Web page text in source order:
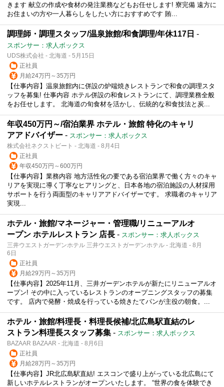
きます 献立の作成や食材の発注業務などもお任せします! 寮完備 遠方に
お住まいの方や一人暮らしをしたい方におすすめです 賄...
調理師・調理スタッフ/温泉旅館/和食調理/年休117日 -
スポンサー：求人ボックス
UDS株式会社 - 北海道 - 5月15日
正社員
月給24万円～35万円
【仕事内容】温泉旅館内に併設の炉端焼きレストランで和食の調理スタ
ッフを募集! 仕事内容 ホテル併設の和食レストランにて、調理業務全般
をお任せします。 北海道の旬食材を活かし、伝統的な和食技法と炭...
年収450万円～/宿泊業界 ホテル・旅館 特化のキャリ
アアドバイザー - スポンサー：求人ボックス
株式会社ネクストビート - 北海道 - 8月4日
正社員
年収450万円～600万円
【仕事内容】業務内容 地方活性化の要である宿泊業界で働く方々のキャ
リアを実現に導く丁寧なヒアリングと、日本各地の宿泊施設の人材採用
サポートを行う両面型のキャリアアドバイザーです。 求職者のキャリア
実現...
ホテル・旅館/マネージャー・管理職/リニューアルオ
ープン ホテルレストラン 店長 - スポンサー：求人ボックス
三井ウエストガーデンホテル 三井ウエストガーデンホテル - 北海道 - 8月
6日
正社員
月給29万円～35万円
【仕事内容】2025年11月、三井ガーデンホテルが新たにリニューアルオ
ープン! その中に入っているレストランのオープニングスタッフの募集
です。 店内で発酵・焼成を行っている焼きたてパンが主役の朝食。...
ホテル・旅館/料理長・料理長候補/北広島駅直結のレ
ストラン料理長スタッフ募集 - スポンサー：求人ボックス
BAZAAR BAZAAR - 北海道 - 8月6日
正社員
月給28万円～35万円
【仕事内容】JR北広島駅直結! エスコンで盛り上がっている北広島にて
新しいホテルレストランがオープンいたします。 “世界の食を体験でき